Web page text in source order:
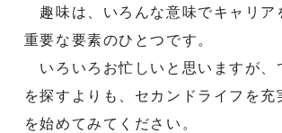
趣味は、いろんな意味でキャリア
重要な要素のひとつです。
いろいろお忙しいと思いますが、
を探すよりも、セカンドライフを充
を始めてみてください。